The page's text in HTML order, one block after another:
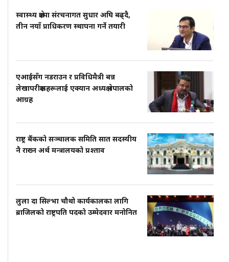
स्वास्थ्य क्षेत्रमा संरचनागत सुधार अघि बढ्दै,
तीन नयाँ प्राधिकरण स्थापना गर्ने तयारी
एआईसँग नडराउन र प्रविधिमैत्री बन्न
लेखापरीक्षकहरूलाई एक्यान अध्यक्ष नेपालको
आग्रह
राष्ट्र बैंकको सञ्चालक समिति सात सदस्यीय
नै राख्न अर्थ मन्त्रालयको प्रश्ताव
लुला दा सिल्भा चौथो कार्यकालका लागि
ब्राजिलको राष्ट्रपति पदको उम्मेदवार मनोनित